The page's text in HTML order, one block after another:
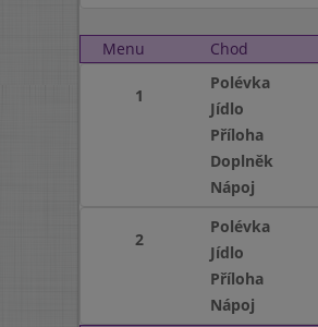
Menu
Chod
1
Polévka
Jídlo
Příloha
Doplněk
Nápoj
2
Polévka
Jídlo
Příloha
Nápoj